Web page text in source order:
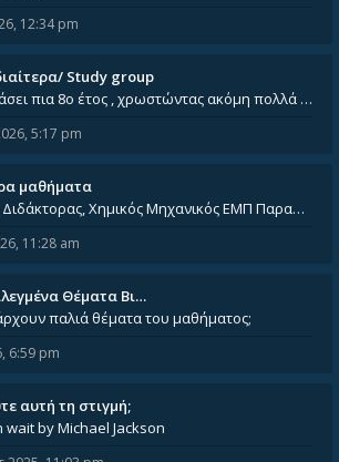
12:34 pm
Study group
Έχοντας φτάσει πια 8ο έτος , χρωστώντας ακόμη πολλά και χωρίς καμία όρεξη ούτε να διαβάσω μόνος μου ούτε να παρακολουθήσ
5:17 pm
μαθήματα
Υποψήφιος Διδάκτορας, Χημικός Μηχανικός ΕΜΠ Παραδίδω ιδιαίτερα μαθήματα μέσης και ανώτατης εκπαίδευσης σε θετικές και τε
11:28 am
Θέματα Βι…
παλιά θέματα του μαθήματος;
6:59 pm
αυτή τη στιγμή;
wait by Michael Jackson